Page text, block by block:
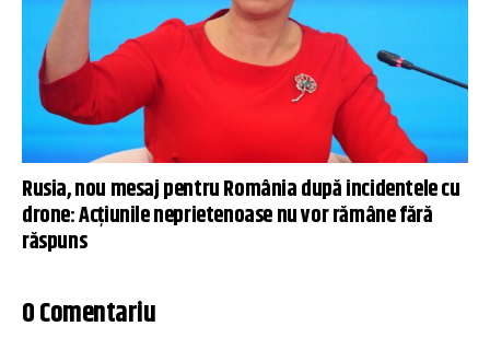
Rusia, nou mesaj pentru România după incidentele cu
drone: Acțiunile neprietenoase nu vor rămâne fără
răspuns
0 Comentariu